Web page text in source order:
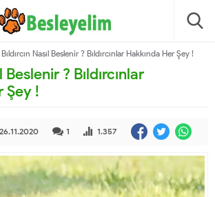
Bıldırcın Nasıl Beslenir ? Bıldırcınlar Hakkında Her Şey !
Beslenir ? Bıldırcınlar
Şey !
26.11.2020 1 1.357